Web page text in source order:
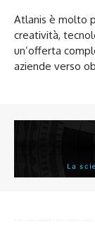
Atlanis è molto
creatività,
un’offerta
aziende verso